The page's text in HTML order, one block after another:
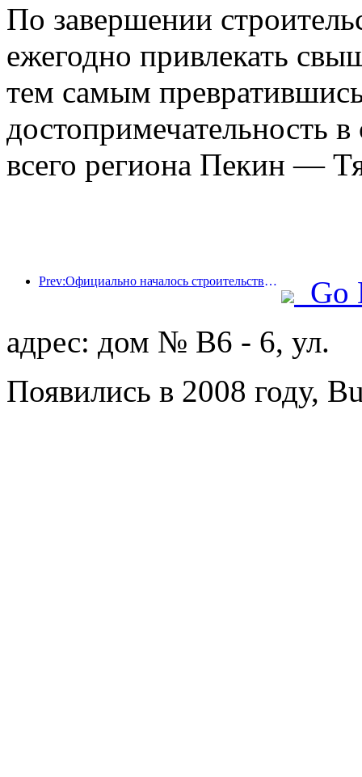
По завершении
ежегодно привлекать
тем самым
достопримечательность
всего региона Пекин —
Prev:Официально началось строительство жилого комплекса 'Сиань Цюйцзян Тайпинфан', общая площадь застройки которого составляет 137 000 квадратных метров.
Go
адрес: дом № B6 - 6, ул.
Появились в 2008 году,